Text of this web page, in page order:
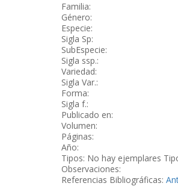
Familia:
Género:
Especie:
Sigla Sp:
SubEspecie:
Sigla ssp.:
Variedad:
Sigla Var.:
Forma:
Sigla f.:
Publicado en:
Volumen:
Páginas:
Año:
Tipos: No hay ejemplares
Observaciones:
Referencias Bibliográficas: